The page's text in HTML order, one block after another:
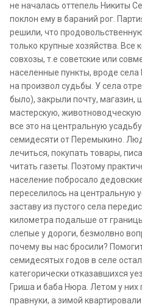
не началась оттепель Никиты
поклон ему в бараний рог.
решили, что
только крупные хозяйства. Все
совхозы, т.е советские или
населенные пункты, вроде
на произвол судьбы. У села
было), закрыли почту, магазин,
мастерскую,
все это на центральную
семидесяти от Перемыкино.
лечиться, покупать товары,
читать газеты. Поэтому
население побросало
переселилось на центральную
заставу из пустого села
километра подальше от
слепые у дороги, безмолвно
почему вы нас бросили?
семидесятых годов в селе
категорически отказавшихся
Гриша и баба Нюра. Летом у них
правнуки, а зимой